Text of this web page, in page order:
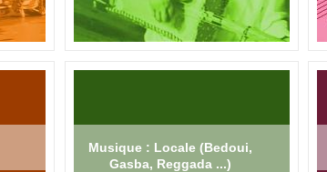
Musique : Locale (Bedoui,
Gasba, Reggada ...)